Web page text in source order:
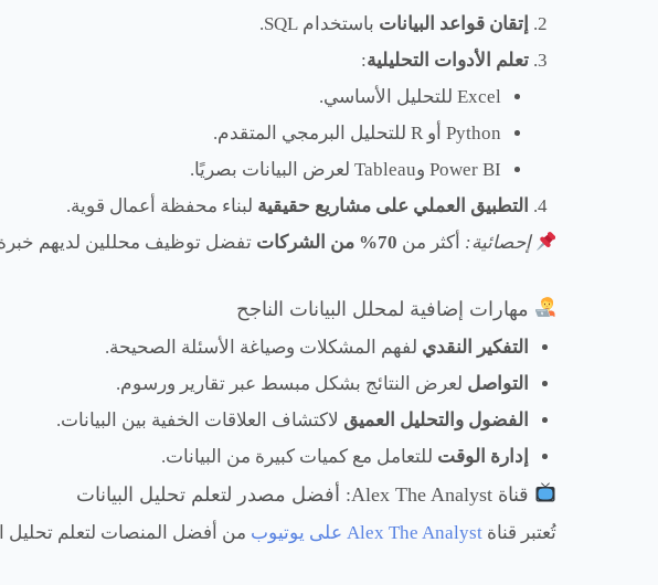
إتقان قواعد البيانات باستخدام SQL.
تعلم الأدوات التحليلية:
Excel للتحليل الأساسي.
Python أو R للتحليل البرمجي المتقدم.
Power BI وTableau لعرض البيانات بصريًا.
التطبيق العملي على مشاريع حقيقية لبناء محفظة أعمال قوية.
إحصائية: أكثر من 70% من الشركات تفضل توظيف محللين لديهم
مهارات إضافية لمحلل البيانات الناجح
التفكير النقدي لفهم المشكلات وصياغة الأسئلة الصحيحة.
التواصل لعرض النتائج بشكل مبسط عبر تقارير ورسوم.
الفضول والتحليل العميق لاكتشاف العلاقات الخفية بين البيانات.
إدارة الوقت للتعامل مع كميات كبيرة من البيانات.
قناة Alex The Analyst: أفضل مصدر لتعلم تحليل البيانات
تُعتبر قناة Alex The Analyst على يوتيوب من أفضل المنصات لتعلم تحليل